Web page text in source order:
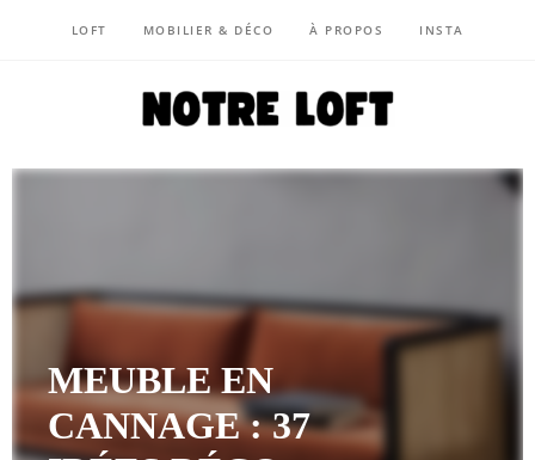
LOFT MOBILIER & DÉCO À PROPOS INSTA
MEUBLE EN
CANNAGE : 37